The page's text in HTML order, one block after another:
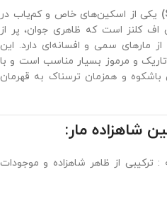
یکی از اسکین‌های خاص و کم‌یاب در
کلنز است که ظاهری جوان، پر از
مارهای سمی و افسانه‌ای دارد. این
و مرموز بسیار مناسب است و با
و همزمان ترسناک به قهرمان
شاهزاده مار:
ترکیبی از ظاهر شاهزاده و موجودات